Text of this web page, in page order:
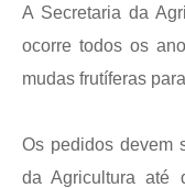
A Secretaria da
ocorre todos os
mudas frutíferas
Os pedidos devem
da Agricultura até